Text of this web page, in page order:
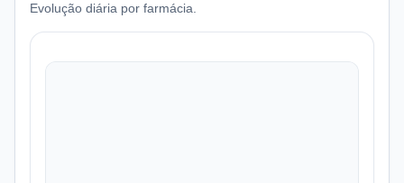
Evolução diária por farmácia.